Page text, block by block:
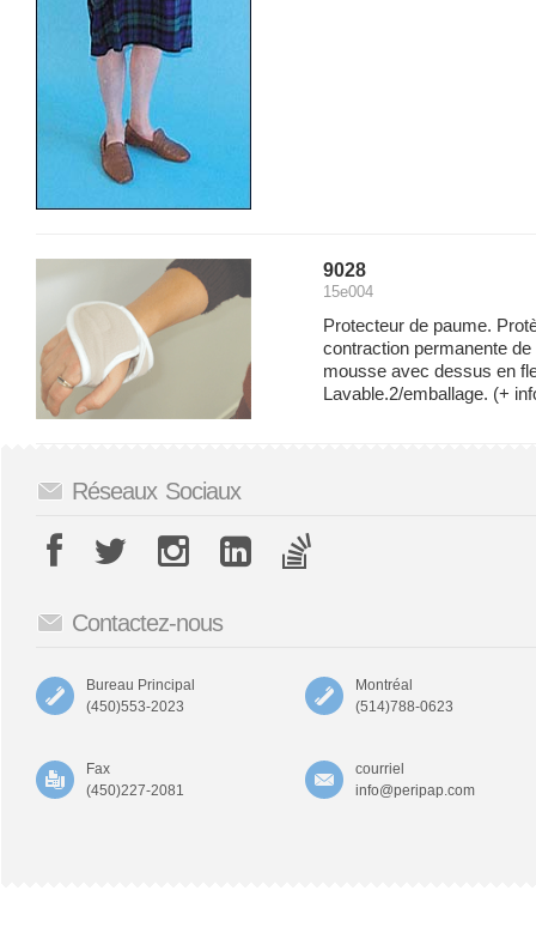
9028
15e004
Protecteur de paume.
contraction permanente
mousse avec dessus en
Lavable.2/emballage. (+
Réseaux Sociaux
Contactez-nous
Bureau Principal
(450)553-2023
Montréal
(514)788-0623
Fax
(450)227-2081
courriel
info@peripap.com